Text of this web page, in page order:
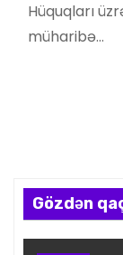
Hüquqları
müharibə…
Gözdən